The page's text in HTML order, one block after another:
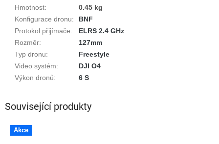
Hmotnost:
0.45 kg
Konfigurace dronu:
BNF
Protokol přijímače:
ELRS 2.4 GHz
Rozměr:
127mm
Typ dronu:
Freestyle
Video systém:
DJI O4
Výkon dronů: 6 S
Související produkty
Akce